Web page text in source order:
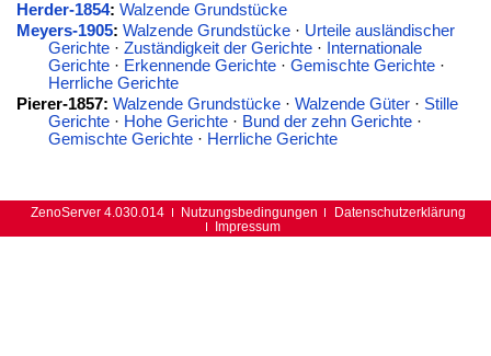
Herder-1854: Walzende Grundstücke
Meyers-1905: Walzende Grundstücke· Urteile ausländischer
Gerichte· Zuständigkeit der Gerichte·
Internationale
Gerichte· Erkennende Gerichte· Gemischte Gerichte·
Herrliche Gerichte
Pierer-1857: Walzende Grundstücke· Walzende Güter· Stille
Gerichte· Hohe Gerichte· Bund der zehn Gerichte·
Gemischte Gerichte· Herrliche Gerichte
ZenoServer 4.030.014 Nutzungsbedingungen
Datenschutzerklärung
Impressum